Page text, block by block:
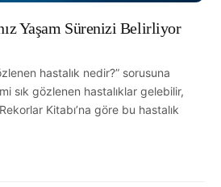
Yaşam Sürenizi Belirliyor
hastalık nedir?” sorusuna
sık gözlenen hastalıklar gelebilir,
Kitabı’na göre bu hastalık